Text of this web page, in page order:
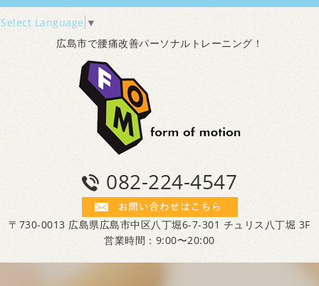
Select Language ▼
広島市で腰痛改善パーソナルトレーニング！
082-224-4547
〒730-0013 広島県広島市中区八丁堀6-7-301 チュリス八丁堀 3F
営業時間：9:00〜20:00